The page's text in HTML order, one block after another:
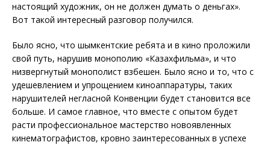
настоящий художник, он не должен думать о деньгах».
Вот такой интересный разговор получился.
Было ясно, что шымкентские ребята и в кино проложили
свой путь, нарушив монополию «Казахфильма», и что
низвергнутый монополист взбешен. Было ясно и то, что с
удешевлением и упрощением киноаппаратуры, таких
нарушителей негласной Конвенции будет становится все
больше. И самое главное, что вместе с опытом будет
расти профессиональное мастерство новоявленных
кинематографистов, кровно заинтересованных в успехе